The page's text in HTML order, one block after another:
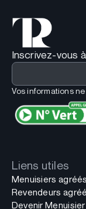
Inscrivez-vous
Vos informations
Liens utiles
Menuisiers
Revendeurs
Devenir